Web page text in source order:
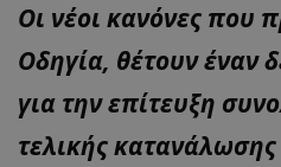
Οι νέοι κανόνες που
Οδηγία, θέτουν έναν
για την επίτευξη
τελικής κατανάλωσης